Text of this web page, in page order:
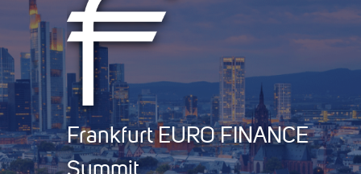
Tickets 29th EURO FINANCE WEEK
Partner werden
Media
European Banker of the Year
RückblickFrankfurt EURO FINANCE